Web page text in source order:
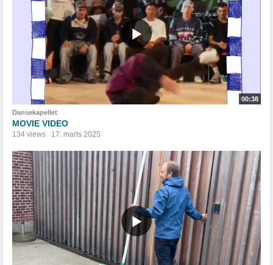
00:38
Dansekapellet
MOVIE VIDEO
134 views 17. marts 2025